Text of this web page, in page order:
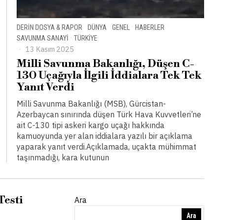
DERIN DOSYA & RAPOR · DÜNYA · GENEL · HABERLER ·
SAVUNMA SANAYI · TÜRKIYE
13 Kasım 2025
Milli Savunma Bakanlığı, Düşen C-
130 Uçağıyla İlgili İddialara Tek Tek
Yanıt Verdi
Milli Savunma Bakanlığı (MSB), Gürcistan-
Azerbaycan sınırında düşen Türk Hava Kuvvetleri’ne
ait C-130 tipi askeri kargo uçağı hakkında
kamuoyunda yer alan iddialara yazılı bir açıklama
yaparak yanıt verdi.Açıklamada, uçakta mühimmat
taşınmadığı, kara kutunun
Ara
Ara